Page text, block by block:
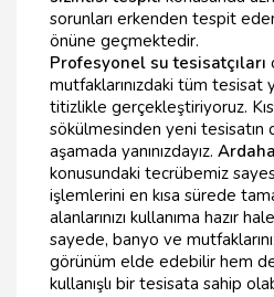
sorunları erkenden tespit
önüne geçmektedir.
Profesyonel su tesisatçıları
mutfaklarınızdaki tüm
titizlikle gerçekleştiriyoruz.
sökülmesinden yeni tesisatın
aşamada yanınızdayız.
konusundaki tecrübemiz
işlemlerini en kısa sürede
alanlarınızı kullanıma hazır
sayede, banyo ve
görünüm elde edebilir hem
kullanışlı bir tesisata sahip